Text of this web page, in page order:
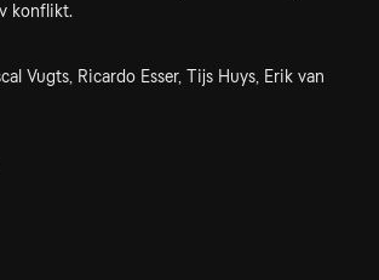
konflikt.
Vugts, Ricardo Esser, Tijs Huys, Erik van